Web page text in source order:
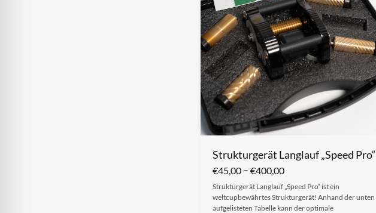
Strukturgerät Langlauf „Speed Pro“
€45,00 – €400,00
Strukturgerät Langlauf „Speed Pro“ ist ein
weltcupbewährtes Strukturgerät! Anhand der unten
aufgelisteten Tabelle kann der optimale